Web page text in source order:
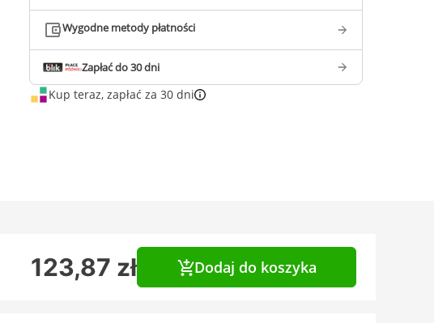
Wygodne metody płatności
Zapłać do 30 dni
Kup teraz, zapłać za 30 dni
123,87 zł Dodaj do koszyka